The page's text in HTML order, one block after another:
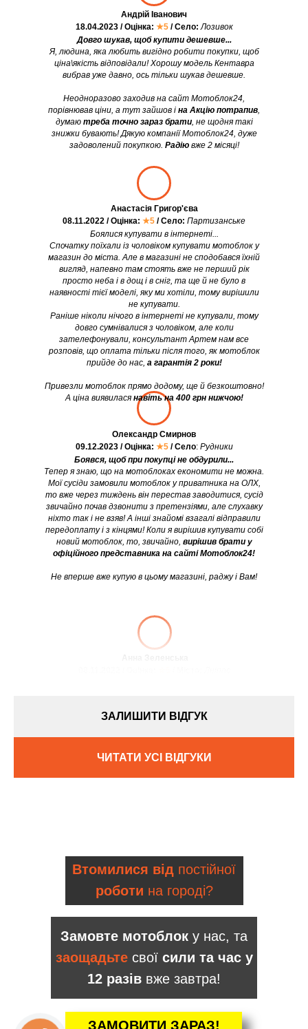
Боявся, щоб при покупці не обдурили...
Тепер я знаю, що на мотоблоках економити не можна.
Мої сусіди замовили мотоблок у приватника на ОЛХ,
то вже через тиждень він перестав заводитися, сусід
звичайно почав дзвонити з претензіями, але слухавку
ніхто так і не взяв! А інші знайомі взагалі відправили
передоплату і з кінцями! Коли я вирішив купувати собі
новий мотоблок, то, звичайно, вирішив брати у
офіційного представника на сайті Мотоблок24!
Не вперше вже купую в цьому магазині, раджу і Вам!
Олександр Смирнов
09.12.2023 / Оцінка: ★5 / Село: Рудники
Боялися купувати в інтернеті...
Спочатку поїхали із чоловіком купувати мотоблок у
магазин до міста. Але в магазині не сподобався їхній
вигляд, напевно там стоять вже не перший рік
просто неба і в дощ і в сніг, та ще й не було в
наявності тієї моделі, яку ми хотіли, тому вирішили
не купувати.
Раніше ніколи нічого в інтернеті не купували, тому
довго сумнівалися з чоловіком, але коли
зателефонували, консультант Артем нам все
розповів, що оплата тільки після того, як мотоблок
прийде до нас, а гарантія 2 роки!
Привезли мотоблок прямо додому, ще й безкоштовно!
А ціна виявилася навіть на 400 грн нижчою!
Анастасія Григор'єва
08.11.2022 / Оцінка: ★5 / Село: Партизанське
Анна Зеленська
Довго шукав, щоб купити дешевше...
Я, людина, яка любить вигідно робити покупки, щоб
ціна\якість відповідали! Хорошу модель Кентавра
вибрав уже давно, ось тільки шукав дешевше.
Неодноразово заходив на сайт Мотоблок24,
порівнював ціни, а тут зайшов і на Акцію потрапив,
думаю треба точно зараз брати, не щодня такі
знижки бувають! Дякую компанії Мотоблок24, дуже
задоволений покупкою. Радіювже 2 місяці!
Андрій Іванович
18.04.2023 / Оцінка: ★5 / Село: Лозивок
ЗАЛИШИТИ ВІДГУК
ЧИТАТИ УСІ ВІДГУКИ
ЗАМОВИТИ ЗАРАЗ!
Замовте мотоблок у нас, та
заощадьтесвої сили та час у
12 разів вже завтра!
Втомилися від постійної
роботи на городі?